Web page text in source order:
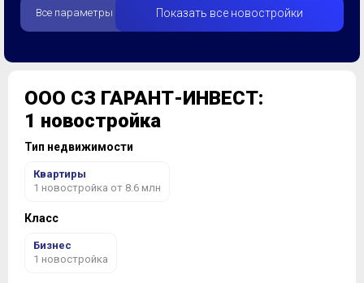
Все параметры Показать все новостройки
ООО СЗ ГАРАНТ-ИНВЕСТ:
1 новостройка
Тип недвижимости
Квартиры
1 новостройка от 8.6 млн
Класс
Бизнес
1 новостройка